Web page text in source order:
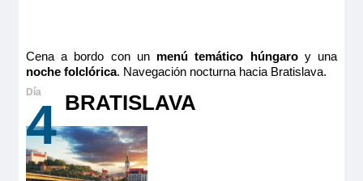
Cena a bordo con unmenú temático húngaroy una
noche folclórica. Navegación nocturna hacia Bratislava.
4 BRATISLAVA